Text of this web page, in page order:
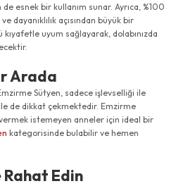
esnek bir kullanım sunar. Ayrıca, %100
dayanıklılık açısından büyük bir
uyum sağlayarak, dolabınızda
Arada
Sütyen, sadece işlevselliği ile
ile de dikkat çekmektedir. Emzirme
vermek istemeyen anneler için ideal bir
kategorisinde bulabilir ve hemen
Rahat Edin